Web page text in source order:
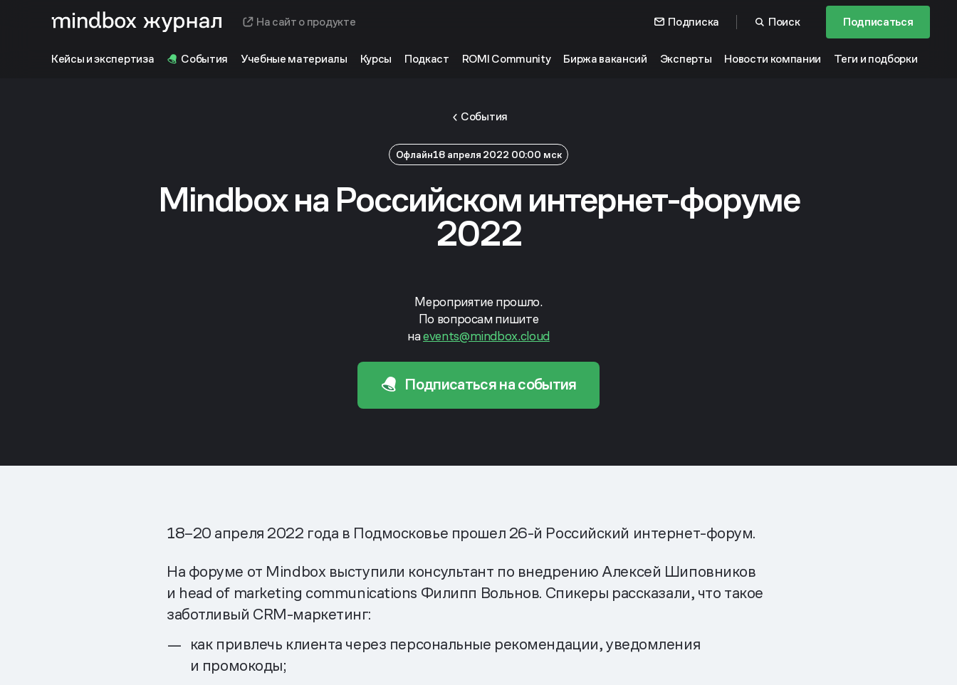
На сайт о продукте Подписка Поиск Подписаться
Кейсы и экспертиза События Учебные материалы Курсы Подкаст ROMI Community Биржа вакансий Эксперты Новости компании Теги и подборки
События
Офлайн18 апреля 2022 00:00 мск
Mindbox на Российском интернет-форуме
2022
Мероприятие прошло.
По вопросам пишите
наevents@mindbox.cloud
Подписаться на события
18–20 апреля 2022 года в Подмосковье прошел 26-й Российский интернет-форум.
На форуме от Mindbox выступили консультант по внедрению Алексей Шиповников
и head of marketing communications Филипп Вольнов. Спикеры рассказали, что такое
заботливый CRM-маркетинг:
как привлечь клиента через персональные рекомендации, уведомления
и промокоды;